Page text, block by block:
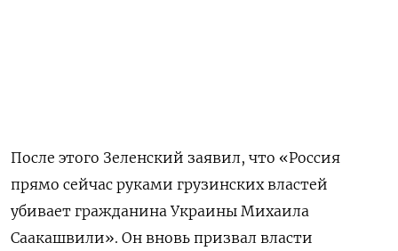
После этого Зеленский заявил, что «Россия
прямо сейчас руками грузинских властей
убивает гражданина Украины Михаила
Саакашвили». Он вновь призвал власти